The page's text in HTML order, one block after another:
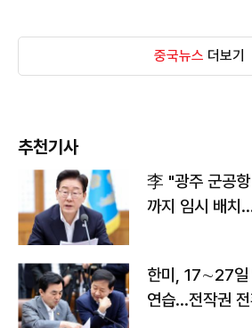
중국뉴스 더보기
추천기사
李 "광주 군공
까지 임시 배치
한미, 17∼27일
연습…전작권